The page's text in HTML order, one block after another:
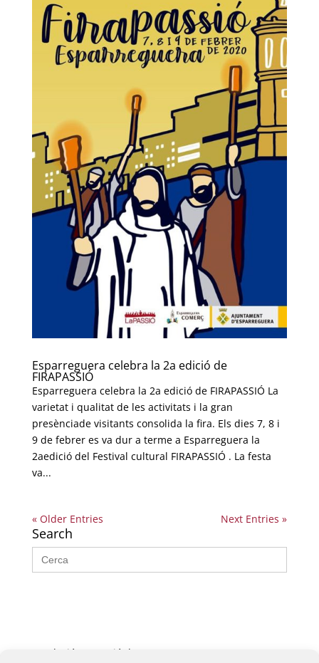
Esparreguera celebra la 2a edició de
FIRAPASSIÓ
Esparreguera celebra la 2a edició de FIRAPASSIÓ La
varietat i qualitat de les activitats i la gran
presènciade visitants consolida la fira. Els dies 7, 8 i
9 de febrer es va dur a terme a Esparreguera la
2aedició del Festival cultural FIRAPASSIÓ . La festa
va...
« Older Entries Next Entries »
Search
Search
for:
Fundació La Passió d’Esparreguera, 2026